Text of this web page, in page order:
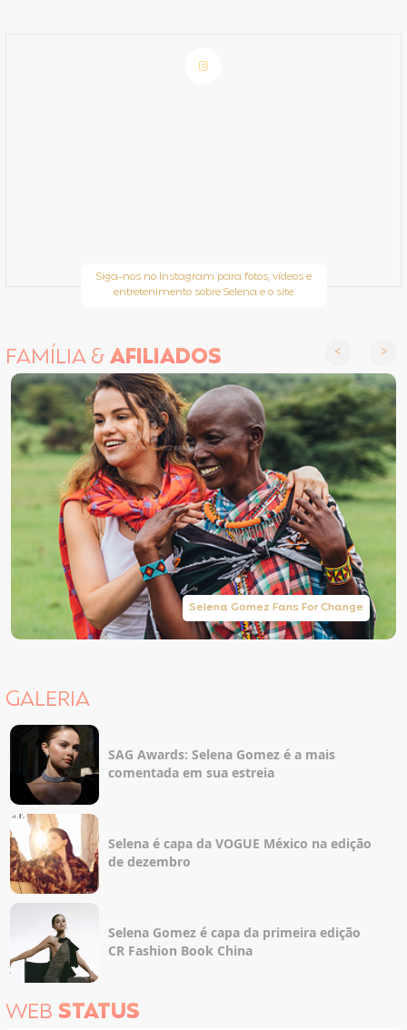
Siga-nos no Instagram para fotos, vídeos e
entretenimento sobre Selena e o site
FAMÍLIA &AFILIADOS
Selena Gomez Fans For Change
GALERIA
SAG Awards: Selena Gomez é a mais
comentada em sua estreia
Selena é capa da VOGUE México na edição
de dezembro
Selena Gomez é capa da primeira edição
CR Fashion Book China
WEB STATUS